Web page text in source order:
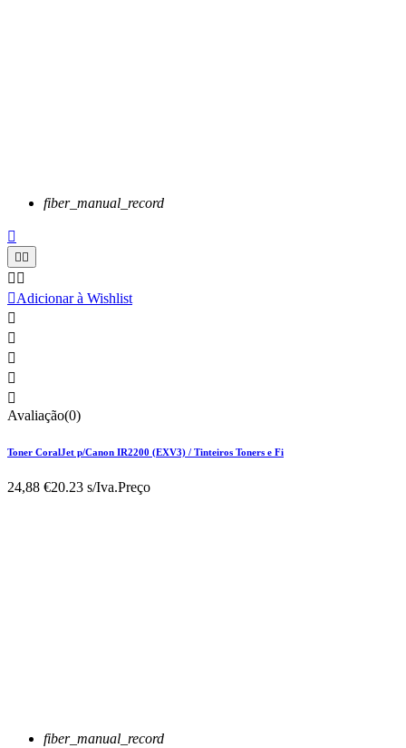
fiber_manual_record


 
Adicionar à Wishlist





Avaliação(0)
Toner CoralJet p/Canon IR2200 (EXV3) / Tinteiros Toners e Fi
24,88 €20.23 s/Iva.Preço
fiber_manual_record